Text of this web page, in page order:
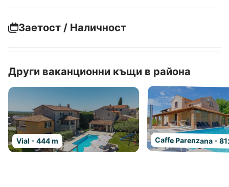
Заетост / Наличност
Други ваканционни къщи в района
Vial - 444 m Caffe Parenzana -